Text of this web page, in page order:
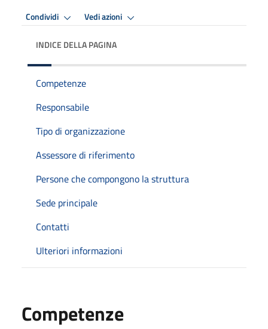
Condividi Vedi azioni
INDICE DELLA PAGINA
Competenze
Responsabile
Tipo di organizzazione
Assessore di riferimento
Persone che compongono la struttura
Sede principale
Contatti
Ulteriori informazioni
Competenze